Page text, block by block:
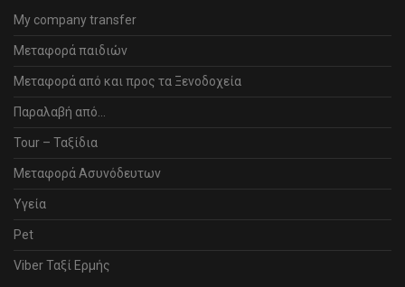
My company transfer
Μεταφορά παιδιών
Μεταφορά από και προς τα Ξενοδοχεία
Παραλαβή από…
Tour – Ταξίδια
Μεταφορά Ασυνόδευτων
Υγεία
Pet
Viber Ταξί Ερμής